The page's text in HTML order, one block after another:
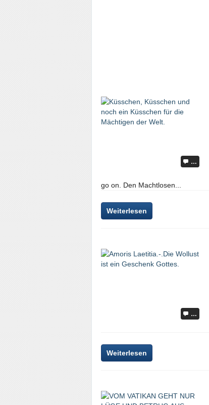
…
go on. Den Machtlosen...
Weiterlesen
…
Weiterlesen